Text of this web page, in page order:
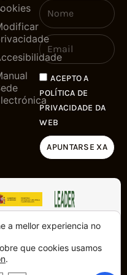
ACEPTO A
POLÍTICA DE
PRIVACIDADE DA
WEB
APUNTARSE XA
Feito con
dende a Costa da
a mellor experiencia no
que cookies usamos
.